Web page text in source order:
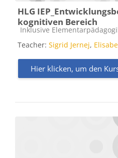
HLG
kognitiven Bereich
Kursbereich
Inklusive
Teacher: Sigrid Jernej,
Hier klicken, um den